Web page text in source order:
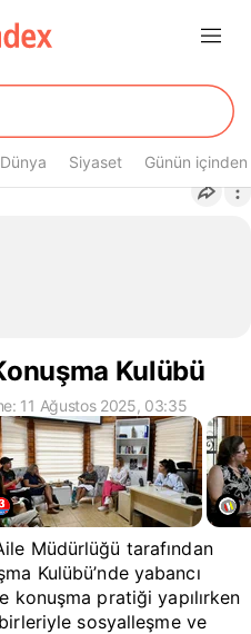
Dünya Siyaset Günün içinden
Kulübü
11 Ağustos 2025, 03:35
Müdürlüğü tarafından
Kulübü’nde yabancı
konuşma pratiği yapılırken
sosyalleşme ve